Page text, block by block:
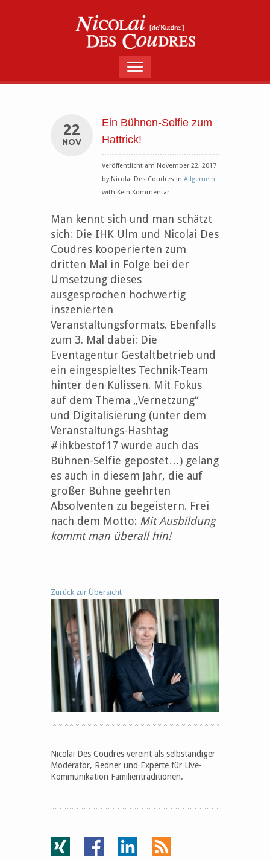
22
NOV
Ein Bühnen-Selfie zum
Hattrick!
Veröffentlicht am November 22, 2017
by Nicolai Des Coudres in Allgemein
with Kein Kommentar
Man kennt sich und man schätzt
sich: Die IHK Ulm und Nicolai Des
Coudres kooperierten zum
dritten Mal in Folge bei der
Umsetzung dieses
ausgesprochen hochwertig
inszenierten
Veranstaltungsformats. Ebenfalls
zum 3. Mal dabei: Die
Eventagentur Gestaltbetrieb und
ein eingespieltes Technik-Team
hinter den Kulissen. Mit Fokus
auf dem Thema „Vernetzung“
und Digitalisierung (unter dem
Veranstaltungs-Hashtag
#ihkbestof17 wurde auch das
Bühnen-Selfie gepostet…) gelang
es auch in diesem Jahr, die auf
großer Bühne geehrten
Absolventen zu begeistern. Frei
nach dem Motto: Mit Ausbildung
kommt man überall hin!
Zurück zur Übersicht
Nicolai Des Coudres vereint als selbständiger
Moderator, Redner und Experte für Live-
Kommunikation Familientraditionen.